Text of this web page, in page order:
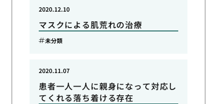
マスクによる肌荒れの治療
2020.12.10
未分類
患者一人一人に親身になって対応し
てくれる落ち着ける存在
2020.11.07